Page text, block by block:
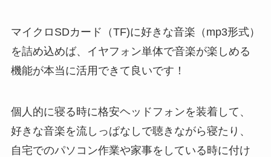
マイクロSDカード（TF)に好きな音楽（mp3形式）
を詰め込めば、イヤフォン単体で音楽が楽しめる
機能が本当に活用できて良いです！
個人的に寝る時に格安ヘッドフォンを装着して、
好きな音楽を流しっぱなしで聴きながら寝たり、
自宅でのパソコン作業や家事をしている時に付け